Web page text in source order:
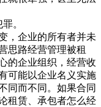
。
企业的所有者并未
思路经营管理被租
的企业组织，经营收
可能以企业名义实施
同而不同。如果合同
租赁、承包者怎么经